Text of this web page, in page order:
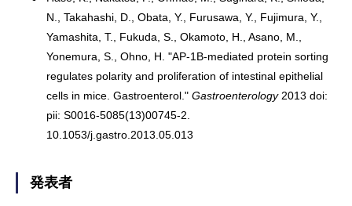
N., Takahashi, D., Obata, Y., Furusawa, Y., Fujimura, Y.,
Yamashita, T., Fukuda, S., Okamoto, H., Asano, M.,
Yonemura, S., Ohno, H. "AP-1B-mediated protein sorting
regulates polarity and proliferation of intestinal epithelial
cells in mice. Gastroenterol."Gastroenterology2013 doi:
pii: S0016-5085(13)00745-2.
10.1053/j.gastro.2013.05.013
発表者